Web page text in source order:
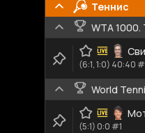
Теннис
WTA 1000.
(6:1, 1:0) 40:40
World
(5:1) 0:0 #1